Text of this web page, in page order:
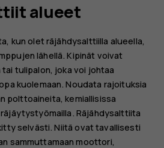
alueet
kun olet räjähdysalttiilla alueella,
lähellä. Kipinät voivat
tulipalon, joka voi johtaa
kuolemaan. Noudata rajoituksia
polttoaineita, kemiallisissa
Räjähdysalttiita
selvästi. Niitä ovat tavallisesti
sammuttamaan moottori,